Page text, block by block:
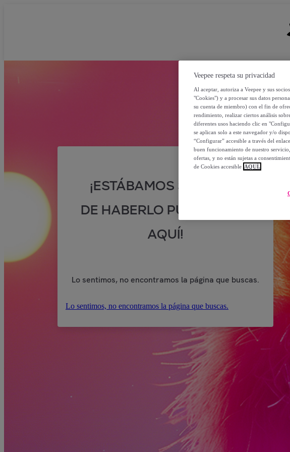
¡ESTÁBAMOS SEGUROS
DE HABERLO PUESTO POR
AQUÍ!
Lo sentimos, no encontramos la página que buscas.
Lo sentimos, no encontramos la página que buscas.
Veepee respeta su privacidad
Al aceptar, autoriza a Veepee y sus
"Cookies") y a procesar sus datos
su cuenta de miembro) con el fin de
rendimiento, realizar ciertos análisis
diferentes usos haciendo clic en
se aplican solo a este navegador y/o
“Configurar” accesible a través del
buen funcionamiento de nuestro
ofertas, y no están sujetas a
de Cookies accesible AQUÍ.